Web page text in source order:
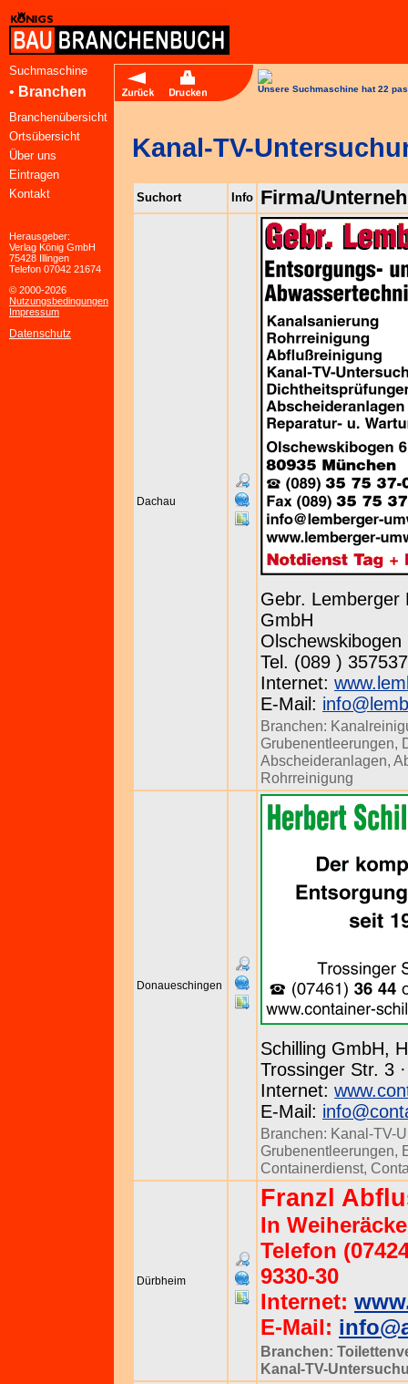
Suchmaschine
• Branchen
Branchenübersicht
Ortsübersicht
Über uns
Eintragen
Kontakt
Herausgeber:
Verlag König GmbH
75428 Illingen
Telefon 07042 21674
© 2000-2026
Nutzungsbedingungen
Impressum
Datenschutz
Unsere Suchmaschine hat 22
Kanal-TV-
Suchort Info Firma/
Dachau
Gebr. Lemberger
GmbH
Olschewskibogen
Tel. (089 )
Internet:
E-Mail:
Branchen:
Grubenentleerungen,
Abscheideranlagen,
Rohrreinigung
Donaueschingen
Schilling GmbH,
Trossinger Str. 3
Internet:
E-Mail:
Branchen: Kanal-TV-
Grubenentleerungen,
Containerdienst,
Dürbheim
Franzl
In
Telefon
9330-30
Internet:
E-Mail:
Branchen:
Kanal-TV-